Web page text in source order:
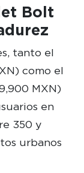
Bolt
tanto el
como el
MXN)
en
350 y
urbanos